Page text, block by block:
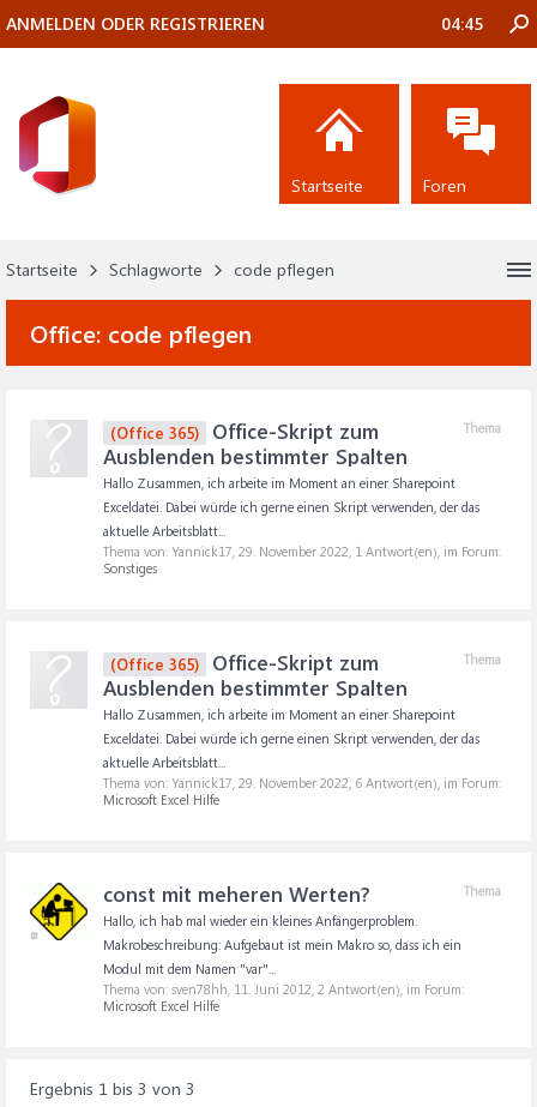
Startseite Schlagworte code pflegen
Office: code pflegen
Thema
(Office 365)
Office-Skript zum
Ausblenden bestimmter Spalten
Hallo Zusammen, ich arbeite im Moment an einer Sharepoint
Exceldatei. Dabei würde ich gerne einen Skript verwenden, der das
aktuelle Arbeitsblatt...
Thema von: Yannick17, 29. November 2022, 1 Antwort(en), im Forum:
Sonstiges
Thema
(Office 365)
Office-Skript zum
Ausblenden bestimmter Spalten
Hallo Zusammen, ich arbeite im Moment an einer Sharepoint
Exceldatei. Dabei würde ich gerne einen Skript verwenden, der das
aktuelle Arbeitsblatt...
Thema von: Yannick17, 29. November 2022, 6 Antwort(en), im Forum:
Microsoft Excel Hilfe
Thema
const mit meheren Werten?
Hallo, ich hab mal wieder ein kleines Anfängerproblem.
Makrobeschreibung: Aufgebaut ist mein Makro so, dass ich ein
Modul mit dem Namen "var"...
Thema von: sven78hh, 11. Juni 2012, 2 Antwort(en), im Forum:
Microsoft Excel Hilfe
Ergebnis 1 bis 3 von 3
ANMELDEN ODER REGISTRIEREN 04:45
Startseite Foren